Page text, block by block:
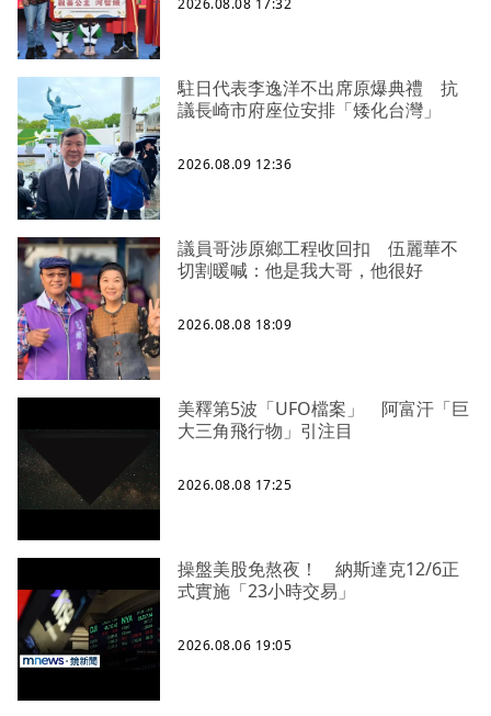
2026.08.08 17:32
駐日代表李逸洋不出席原爆典禮 抗
議長崎市府座位安排「矮化台灣」
2026.08.09 12:36
議員哥涉原鄉工程收回扣 伍麗華不
切割暖喊：他是我大哥，他很好
2026.08.08 18:09
美釋第5波「UFO檔案」 阿富汗「巨
大三角飛行物」引注目
2026.08.08 17:25
操盤美股免熬夜！ 納斯達克12/6正
式實施「23小時交易」
2026.08.06 19:05